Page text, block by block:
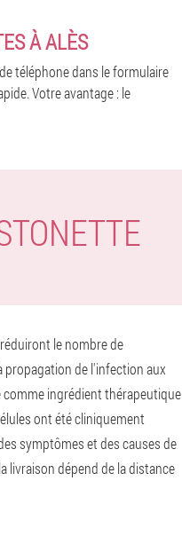
À ALÈS
téléphone dans le formulaire
Votre avantage : le
le nombre de
propagation de l'infection aux
comme ingrédient thérapeutique
ont été cliniquement
symptômes et des causes de
livraison dépend de la distance